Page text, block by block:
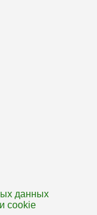
данных
cookie